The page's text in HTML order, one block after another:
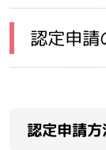
認定申請
認定申請